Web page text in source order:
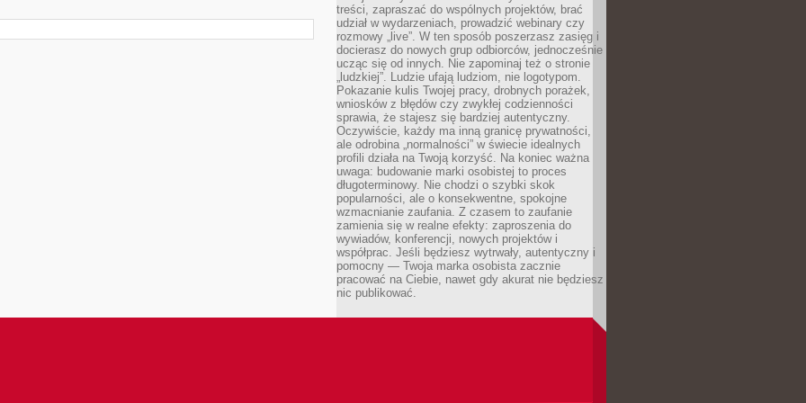
treści, zapraszać do wspólnych projektów, brać
udział w wydarzeniach, prowadzić webinary czy
rozmowy „live”. W ten sposób poszerzasz zasięg i
docierasz do nowych grup odbiorców, jednocześnie
ucząc się od innych. Nie zapominaj też o stronie
„ludzkiej”. Ludzie ufają ludziom, nie logotypom.
Pokazanie kulis Twojej pracy, drobnych porażek,
wniosków z błędów czy zwykłej codzienności
sprawia, że stajesz się bardziej autentyczny.
Oczywiście, każdy ma inną granicę prywatności,
ale odrobina „normalności” w świecie idealnych
profili działa na Twoją korzyść. Na koniec ważna
uwaga: budowanie marki osobistej to proces
długoterminowy. Nie chodzi o szybki skok
popularności, ale o konsekwentne, spokojne
wzmacnianie zaufania. Z czasem to zaufanie
zamienia się w realne efekty: zaproszenia do
wywiadów, konferencji, nowych projektów i
współprac. Jeśli będziesz wytrwały, autentyczny i
pomocny — Twoja marka osobista zacznie
pracować na Ciebie, nawet gdy akurat nie będziesz
nic publikować.